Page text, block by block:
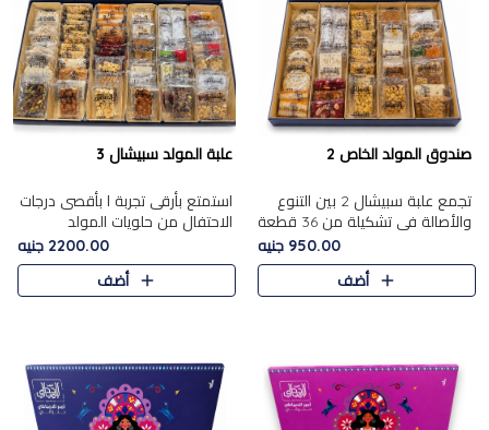
صندوق المولد الخاص 2
تجمع علبة سبيشال 2 بين التنوع
والأصالة في تشكيلة من 36 قطعة
تضم أشهر حلويات المولد الشرقية.
تحتوي العلبة على الجزرية بالفول،
والجزرية بالبن..
950.00 جنيه
أضف
علبة المولد سبيشال 3
استمتع بأرقى تجربة ا بأقصى درجات
الاحتفال من حلويات المولد
المصريه الأصيلة مع هذه الفخامة
مع علبة سبيشال 3 التي تضم 56
قطعة من تشكيلة استثن..
2200.00 جنيه
أضف